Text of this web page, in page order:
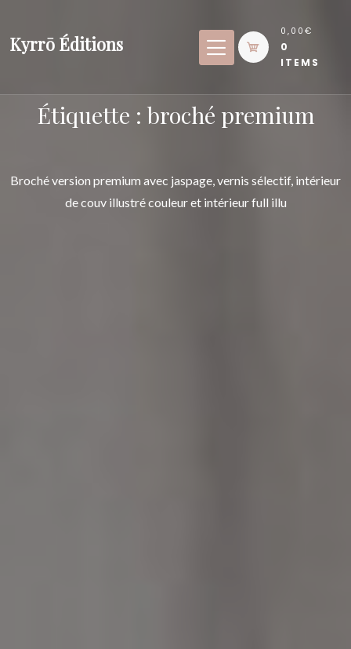
content
Kyrrō Éditions
0,00€
0
ITEMS
Étiquette : broché premium
Broché version premium avec jaspage, vernis sélectif, intérieur
de couv illustré couleur et intérieur full illu